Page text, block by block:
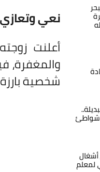
نعي وتعازي
أعلنت زوجته
والمغفرة،
شخصية
لمعلم